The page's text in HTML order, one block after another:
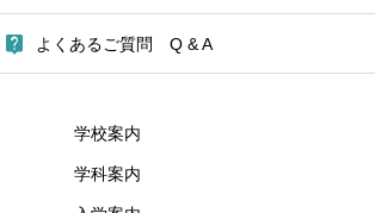
よくあるご質問 Q & A
学校案内
学科案内